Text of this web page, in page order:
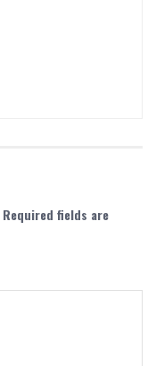
Required fields are